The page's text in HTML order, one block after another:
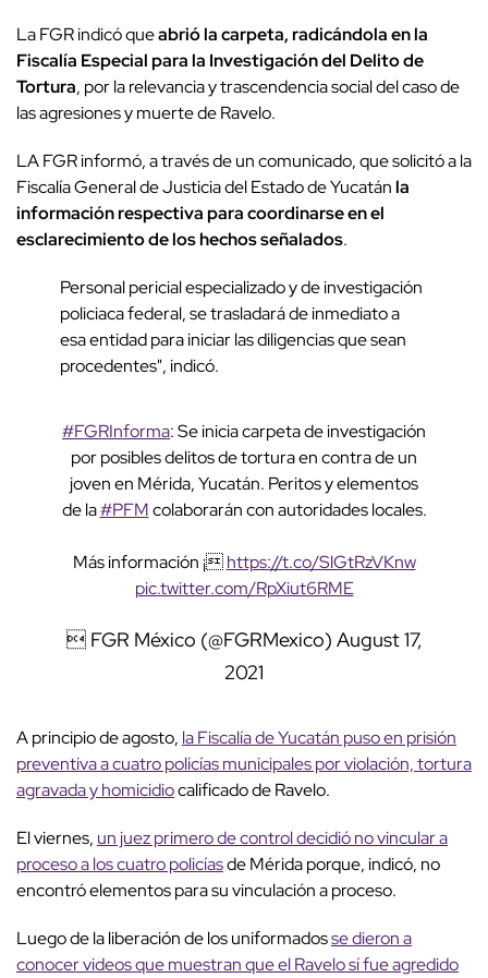
La FGR indicó queabrió la carpeta, radicándola en la
Fiscalía Especial para la Investigación del Delito de
Tortura, por la relevancia y trascendencia social del caso de
las agresiones y muerte de Ravelo.
LA FGR informó, a través de un comunicado, que solicitó a la
Fiscalía General de Justicia del Estado de Yucatánla
información respectiva para coordinarse en el
esclarecimiento de los hechos señalados.
Personal pericial especializado y de investigación
policiaca federal, se trasladará de inmediato a
esa entidad para iniciar las diligencias que sean
procedentes", indicó.
#FGRInforma: Se inicia carpeta de investigación
por posibles delitos de tortura en contra de un
joven en Mérida, Yucatán. Peritos y elementos
de la#PFMcolaborarán con autoridades locales.
Más información ¡https://t.co/SlGtRzVKnw
pic.twitter.com/RpXiut6RME
 FGR México (@FGRMexico) August 17,
2021
A principio de agosto, la Fiscalía de Yucatán puso en prisión
preventiva a cuatro policías municipales por violación, tortura
agravada y homicidiocalificado de Ravelo.
El viernes, un juez primero de control decidió no vincular a
proceso a los cuatro policíasde Mérida porque, indicó, no
encontró elementos para su vinculación a proceso.
Luego de la liberación de los uniformadosse dieron a
conocer videos que muestran que el Ravelo sí fue agredido